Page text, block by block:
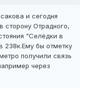
и сегодня
сторону Отрадного,
"Селёдки в
238к.Ему бы отметку
получили связь
через